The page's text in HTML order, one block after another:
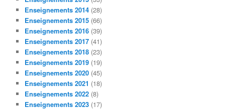
Enseignements 2014 (28)
Enseignements 2015 (66)
Enseignements 2016 (39)
Enseignements 2017 (41)
Enseignements 2018 (23)
Enseignements 2019 (19)
Enseignements 2020 (45)
Enseignements 2021 (18)
Enseignements 2022 (8)
Enseignements 2023 (17)